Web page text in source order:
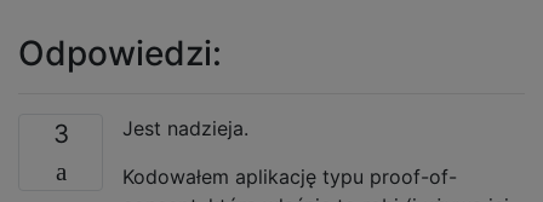
Odpowiedzi:
3
Jest nadzieja.
Kodowałem aplikację typu proof-of-